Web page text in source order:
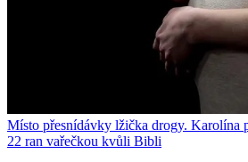
Místo přesnídávky lžička drogy. Karolína
22 ran vařečkou kvůli Bibli